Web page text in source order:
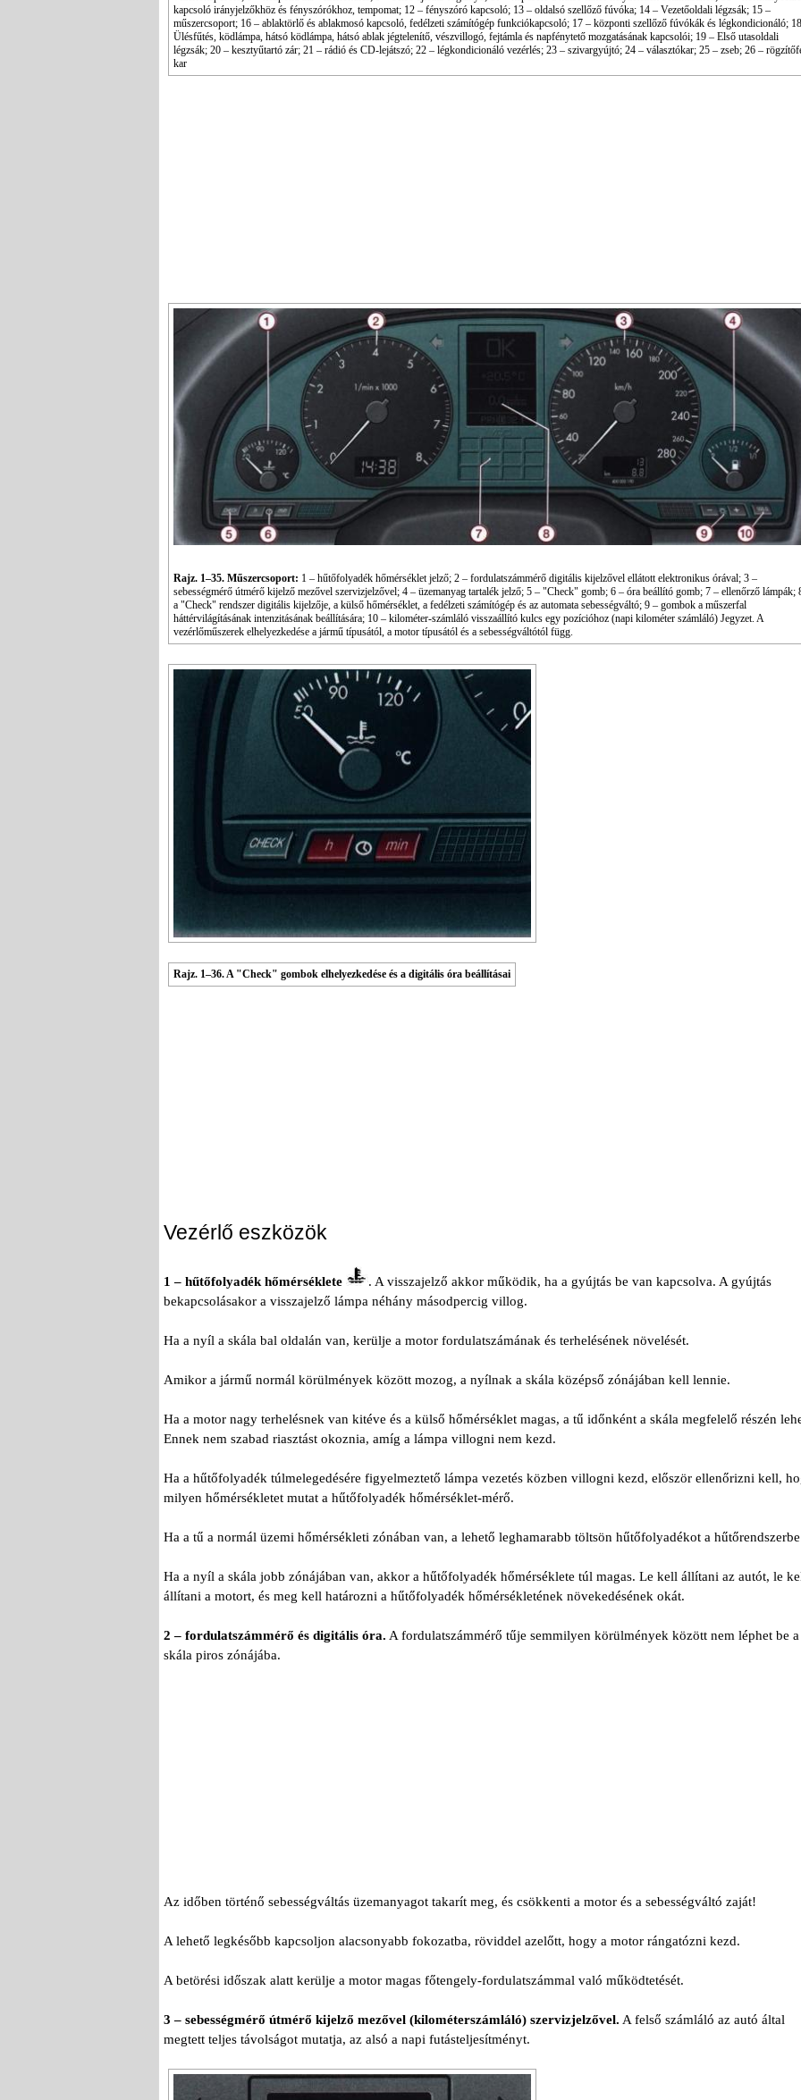
kapcsoló irányjelzőkhöz és fényszórókhoz, tempomat; 12 – fényszóró kapcsoló; 13 – oldalsó szellőző fúvóka; 14 – Vezetőoldali légzsák; 15 –
műszercsoport; 16 – ablaktörlő és ablakmosó kapcsoló, fedélzeti számítógép funkciókapcsoló; 17 – központi szellőző fúvókák és légkondicionáló;
Ülésfűtés, ködlámpa, hátsó ködlámpa, hátsó ablak jégtelenítő, vészvillogó, fejtámla és napfénytető mozgatásának kapcsolói; 19 – Első utasoldali
légzsák; 20 – kesztyűtartó zár; 21 – rádió és CD-lejátszó; 22 – légkondicionáló vezérlés; 23 – szivargyújtó; 24 – választókar; 25 – zseb; 26 –
kar
Rajz. 1–35. Műszercsoport: 1 – hűtőfolyadék hőmérséklet jelző; 2 – fordulatszámmérő digitális kijelzővel ellátott elektronikus órával; 3 –
sebességmérő útmérő kijelző mezővel szervizjelzővel; 4 – üzemanyag tartalék jelző; 5 – "Check" gomb; 6 – óra beállító gomb; 7 – ellenőrző lámpák;
a "Check" rendszer digitális kijelzője, a külső hőmérséklet, a fedélzeti számítógép és az automata sebességváltó; 9 – gombok a műszerfal
háttérvilágításának intenzitásának beállítására; 10 – kilométer-számláló visszaállító kulcs egy pozícióhoz (napi kilométer számláló) Jegyzet. A
vezérlőműszerek elhelyezkedése a jármű típusától, a motor típusától és a sebességváltótól függ.
Rajz. 1–36. A "Check" gombok elhelyezkedése és a digitális óra beállításai
Vezérlő eszközök
1 – hűtőfolyadék hőmérséklete
. A visszajelző akkor működik, ha a gyújtás be van kapcsolva. A gyújtás
bekapcsolásakor a visszajelző lámpa néhány másodpercig villog.
Ha a nyíl a skála bal oldalán van, kerülje a motor fordulatszámának és terhelésének növelését.
Amikor a jármű normál körülmények között mozog, a nyílnak a skála középső zónájában kell lennie.
Ha a motor nagy terhelésnek van kitéve és a külső hőmérséklet magas, a tű időnként a skála megfelelő részén
Ennek nem szabad riasztást okoznia, amíg a lámpa villogni nem kezd.
Ha a hűtőfolyadék túlmelegedésére figyelmeztető lámpa vezetés közben villogni kezd, először ellenőrizni kell,
milyen hőmérsékletet mutat a hűtőfolyadék hőmérséklet-mérő.
Ha a tű a normál üzemi hőmérsékleti zónában van, a lehető leghamarabb töltsön hűtőfolyadékot a
Ha a nyíl a skála jobb zónájában van, akkor a hűtőfolyadék hőmérséklete túl magas. Le kell állítani az autót, le
állítani a motort, és meg kell határozni a hűtőfolyadék hőmérsékletének növekedésének okát.
2 – fordulatszámmérő és digitális óra. A fordulatszámmérő tűje semmilyen körülmények között nem léphet be a
skála piros zónájába.
Az időben történő sebességváltás üzemanyagot takarít meg, és csökkenti a motor és a sebességváltó zaját!
A lehető legkésőbb kapcsoljon alacsonyabb fokozatba, röviddel azelőtt, hogy a motor rángatózni kezd.
A betörési időszak alatt kerülje a motor magas főtengely-fordulatszámmal való működtetését.
3 – sebességmérő útmérő kijelző mezővel (kilométerszámláló) szervizjelzővel. A felső számláló az autó által
megtett teljes távolságot mutatja, az alsó a napi futásteljesítményt.